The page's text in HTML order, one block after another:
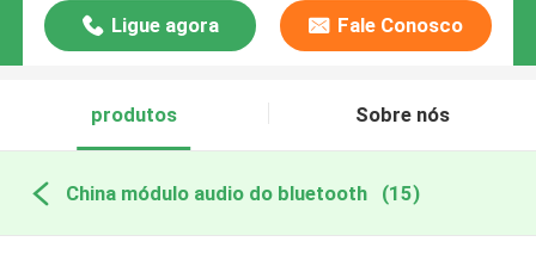
Ligue agora Fale Conosco
produtos Sobre nós
China módulo audio do bluetooth (15)